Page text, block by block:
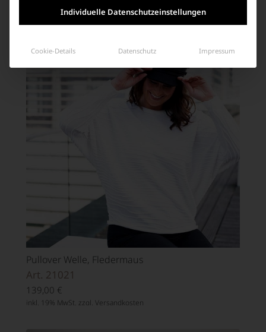
Ähnliche Produkte
Pullover Welle, Fledermaus
Art. 21021
139,00 €
inkl. 19% MwSt. zzgl. Versandkosten
Individuelle Datenschutzeinstellungen
Cookie-Details Datenschutz Impressum